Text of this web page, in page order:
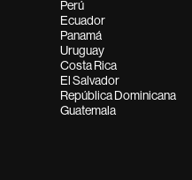
Perú
Ecuador
Panamá
Uruguay
Costa Rica
El Salvador
República Dominicana
Guatemala